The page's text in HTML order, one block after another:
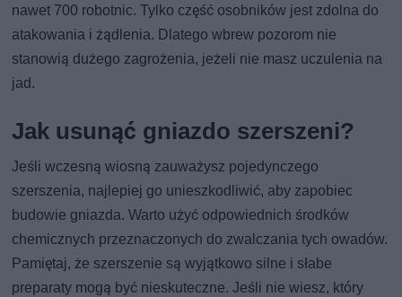
nawet 700 robotnic. Tylko część osobników jest zdolna do
atakowania i żądlenia. Dlatego wbrew pozorom nie
stanowią dużego zagrożenia, jeżeli nie masz uczulenia na
jad.
Jak usunąć gniazdo szerszeni?
Jeśli wczesną wiosną zauważysz pojedynczego
szerszenia, najlepiej go unieszkodliwić, aby zapobiec
budowie gniazda. Warto użyć odpowiednich środków
chemicznych przeznaczonych do zwalczania tych owadów.
Pamiętaj, że szerszenie są wyjątkowo silne i słabe
preparaty mogą być nieskuteczne. Jeśli nie wiesz, który